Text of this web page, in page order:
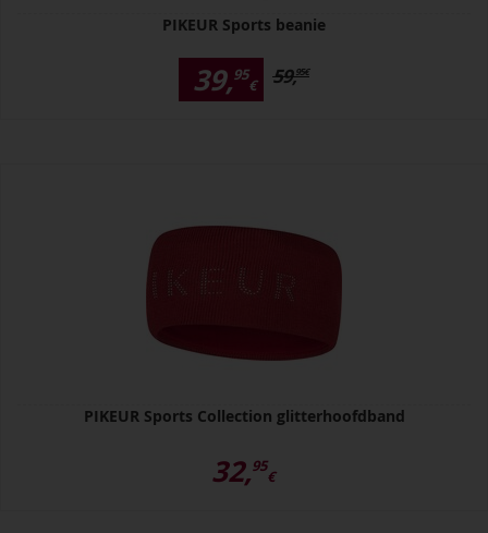
PIKEUR Sports beanie
39,95
€ 59,95€
PIKEUR Sports Collection glitterhoofdband
32,95
€